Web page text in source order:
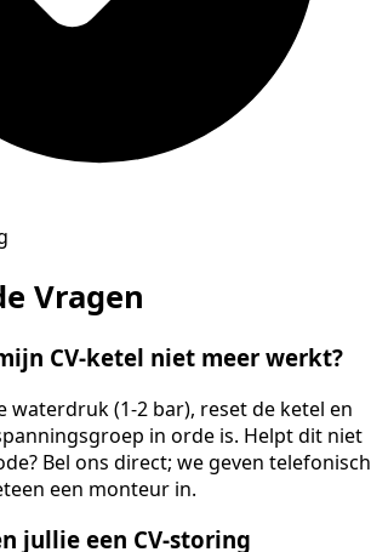
Vragen
CV-ketel niet meer werkt?
waterdruk (1-2 bar), reset de ketel en
in orde is. Helpt dit niet
Bel ons direct; we geven telefonisch
een monteur in.
jullie een CV-storing